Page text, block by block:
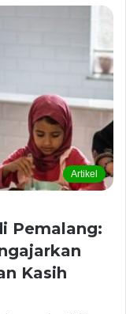
Artikel
Pemalang:
Kasih